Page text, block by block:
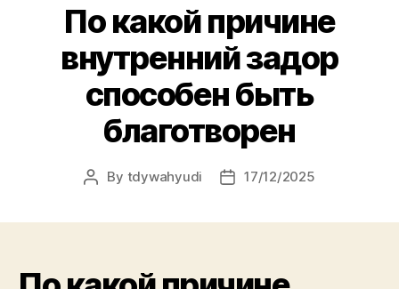
По какой причине
внутренний задор
способен быть
благотворен
By tdywahyudi 17/12/2025